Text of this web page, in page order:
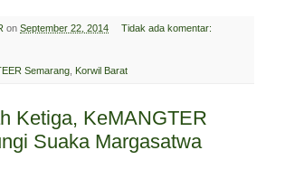
on September 22, 2014 Tidak ada komentar:
Semarang Korwil Barat
Ketiga, KeMANGTER
Suaka Margasatwa